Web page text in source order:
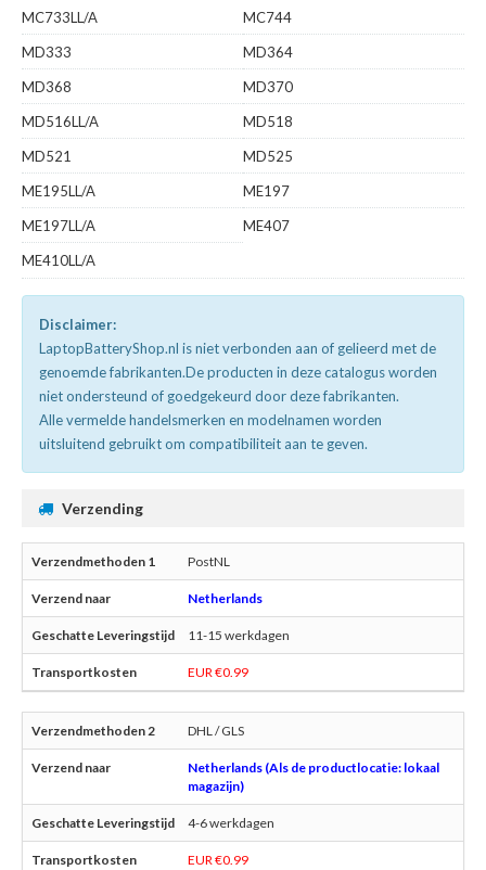
MC733LL/A
MC744
MD333
MD364
MD368
MD370
MD516LL/A
MD518
MD521
MD525
ME195LL/A
ME197
ME197LL/A
ME407
ME410LL/A
Disclaimer:
LaptopBatteryShop.nl is niet verbonden aan of gelieerd met de
genoemde fabrikanten.De producten in deze catalogus worden
niet ondersteund of goedgekeurd door deze fabrikanten.
Alle vermelde handelsmerken en modelnamen worden
uitsluitend gebruikt om compatibiliteit aan te geven.
Verzending
PostNL
Netherlands
11-15 werkdagen
EUR €0.99
DHL / GLS
Netherlands (Als de productlocatie: lokaal
magazijn)
4-6 werkdagen
EUR €0.99